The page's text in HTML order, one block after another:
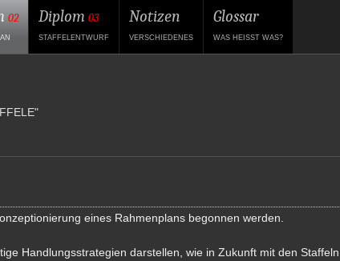
02 Diplom 03
STAFFELENTWURF
Notizen
VERSCHIEDENES
Glossar
WAS HEISST WAS?
eines Rahmenplans begonnen werden.
Handlungsstrategien darstellen, wie in Zukunft mit den